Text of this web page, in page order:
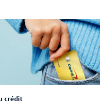
crédit